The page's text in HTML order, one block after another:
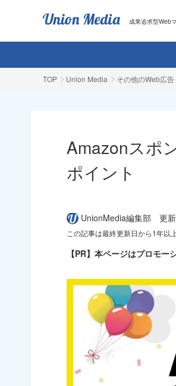
成果追求型Web
TOP Union Media その他のWeb広告
Amazonスポ
ポイント
UnionMedia編集部 更
この記事は最終更新日から1年以
【PR】本ページはプロモー